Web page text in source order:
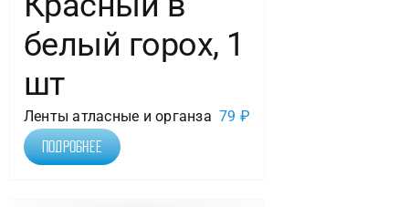
белый горох, 1
шт
Ленты атласные и органза 79 ₽
Подробнее